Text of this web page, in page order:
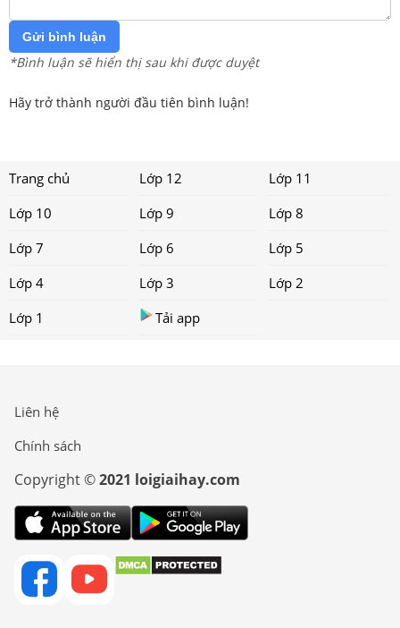
Gửi bình luận
*Bình luận sẽ hiển thị sau khi được duyệt
Hãy trở thành người đầu tiên bình luận!
Trang chủ Lớp 12
Lớp 11
Lớp 10
Lớp 9
Lớp 8
Lớp 7
Lớp 6
Lớp 5
Lớp 4
Lớp 3
Lớp 2
Lớp 1
Tải app
Liên hệ
Chính sách
Copyright ©2021 loigiaihay.com